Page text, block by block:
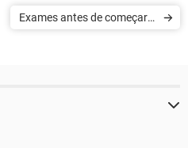
Exames antes de começar a